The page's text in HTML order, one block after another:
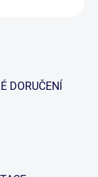
DORUČENÍ